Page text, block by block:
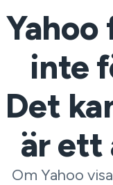
inte
Det
är ett
Om Yahoo